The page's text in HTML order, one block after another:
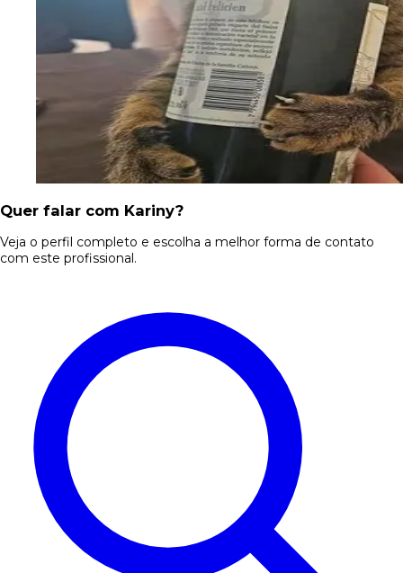
Quer falar com Kariny?
Veja o perfil completo e escolha a melhor forma de contato
com este profissional.